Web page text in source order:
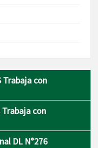
Trabaja con
Trabaja con
DL N°276